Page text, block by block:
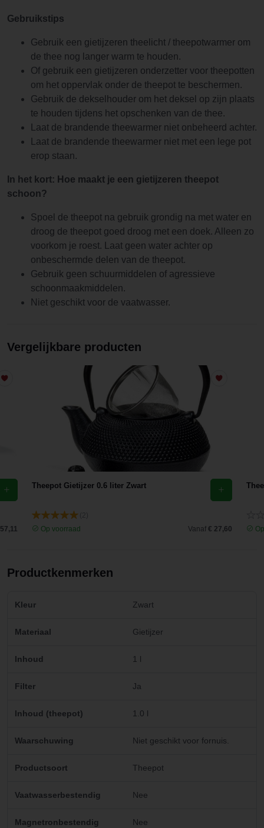
Gebruikstips
Gebruik een gietijzeren theelicht / theepotwarmer om
de thee nog langer warm te houden.
Of gebruik een gietijzeren onderzetter voor theepotten
om het oppervlak onder de theepot te beschermen.
Gebruik de dekselhouder om het deksel op zijn plaats
te houden tijdens het opschenken van de thee.
Laat de brandende theewarmer niet onbeheerd achter.
Laat de brandende theewarmer niet met een lege pot
erop staan.
In het kort: Hoe maakt je een gietijzeren theepot
schoon?
Spoel de theepot na gebruik grondig na met water en
droog de theepot goed droog met een doek. Alleen zo
voorkom je roest. Laat geen water achter op
onbeschermde delen van de theepot.
Gebruik geen schuurmiddelen of agressieve
schoonmaakmiddelen.
Niet geschikt voor de vaatwasser.
Vergelijkbare producten
Theepot Gietijzer 0.6 liter Zwart
Op voorraad
Vanaf € 27,60
Productkenmerken
Kleur Zwart
Materiaal Gietijzer
Inhoud 1 l
Filter Ja
Inhoud (theepot) 1.0 l
Waarschuwing Niet geschikt voor fornuis.
Productsoort Theepot
Vaatwasserbestendig Nee
Magnetronbestendig Nee